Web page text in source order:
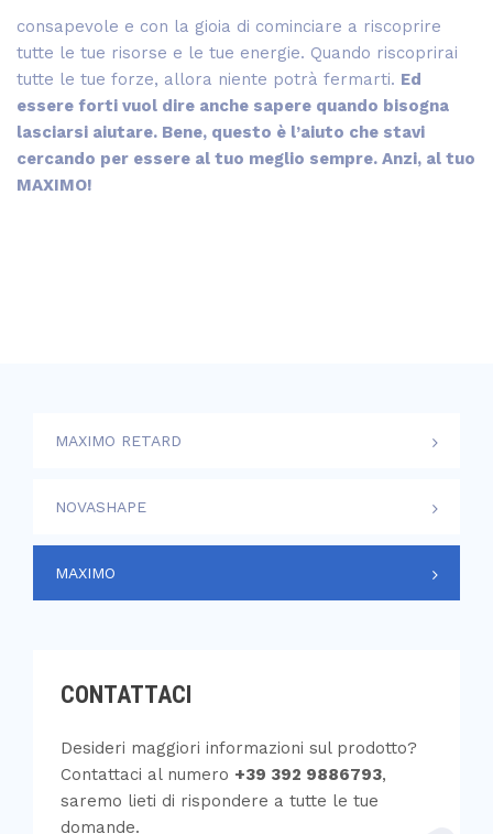
consapevole e con la gioia di cominciare a riscoprire
tutte le tue risorse e le tue energie. Quando riscoprirai
tutte le tue forze, allora niente potrà fermarti. Ed
essere forti vuol dire anche sapere quando bisogna
lasciarsi aiutare. Bene, questo è l’aiuto che stavi
cercando per essere al tuo meglio sempre. Anzi, al tuo
MAXIMO!
MAXIMO RETARD
NOVASHAPE
MAXIMO
CONTATTACI
Desideri maggiori informazioni sul prodotto?
Contattaci al numero +39 392 9886793,
saremo lieti di rispondere a tutte le tue
domande.